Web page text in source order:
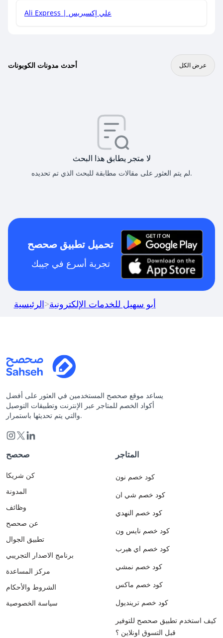
Ali Express | علي إكسبريس
أحدث مدونات الكوبونات عرض الكل
لا متجر يطابق هذا البحث
لم يتم العثور على مقالات مطابقة للبحث الذي تم تحديده.
تحميل تطبيق صحصح
تجربة أسرع في جيبك
الرئيسية>أبو سهيل للخدمات الإلكترونية
يساعد موقع صحصح المستخدمين في العثور على أفضل
أكواد الخصم للمتاجر عبر الإنترنت وتطبيقات التوصيل
والتي يتم تحديثها باستمرار.
صحصح
كن شريكا
المدونة
وظائف
عن صحصح
تطبيق الجوال
برنامج الاصدار التجريبي
مركز المساعدة
الشروط والأحكام
سياسة الخصوصية
المتاجر
كود خصم نون
كود خصم شي ان
كود خصم النهدي
كود خصم نايس ون
كود خصم اي هيرب
كود خصم نمشي
كود خصم ماكس
كود خصم ترينديول
كيف استخدم تطبيق صحصح للتوفير
قبل التسوق اونلاين ؟